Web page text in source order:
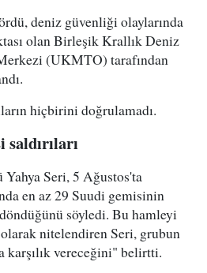
deniz güvenliği olaylarında
olan Birleşik Krallık Deniz
(UKMTO) tarafından
hiçbirini doğrulamadı.
Seri, 5 Ağustos'ta
en az 29 Suudi gemisinin
söyledi. Bu hamleyi
nitelendiren Seri, grubun
karşılık vereceğini" belirtti.